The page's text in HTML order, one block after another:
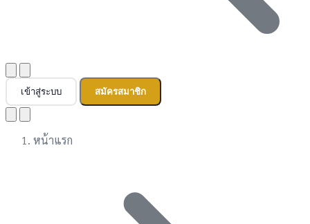
เข้าสู่ระบบ สมัครสมาชิก
หน้าแรก